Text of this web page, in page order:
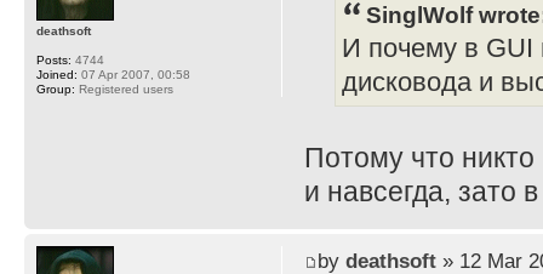
SinglWolf
И почему в GUI
дисковода и
Потому что
и навсегда, зато
deathsoft
Posts: 4744
Joined: 07 Apr 2007, 00:58
Group: Registered users
by deathsoft» 12 Mar